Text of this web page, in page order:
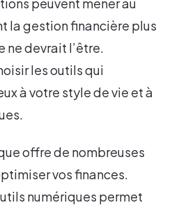
la gestion financière plus
devrait l’être.
les outils qui
à votre style de vie et à
offre de nombreuses
vos finances.
numériques permet